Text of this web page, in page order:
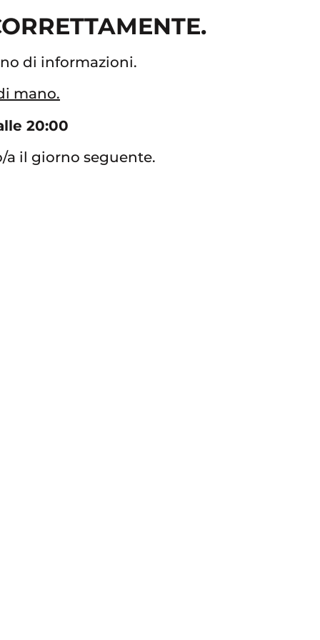
di informazioni.
mano.
20:00
a il giorno seguente.